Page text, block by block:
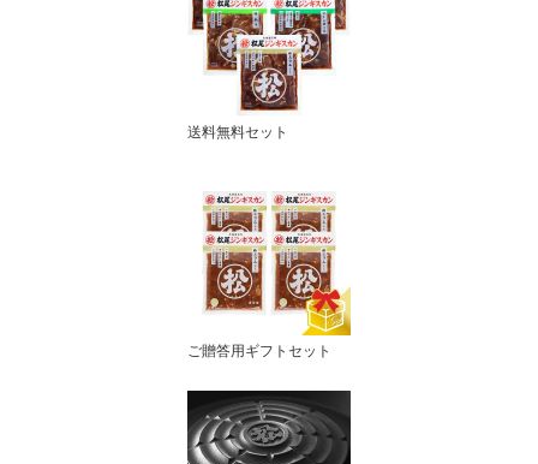
送料無料セット
ご贈答用ギフトセット